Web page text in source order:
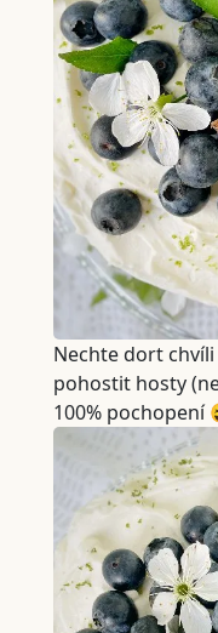
Nechte dort
pohostit hosty
100% pochopení